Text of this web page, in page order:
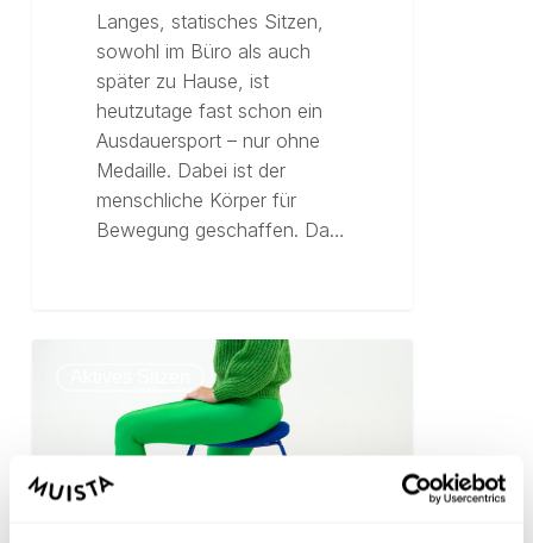
Langes, statisches Sitzen,
sowohl im Büro als auch
später zu Hause, ist
heutzutage fast schon ein
Ausdauersport – nur ohne
Medaille. Dabei ist der
menschliche Körper für
Bewegung geschaffen. Da…